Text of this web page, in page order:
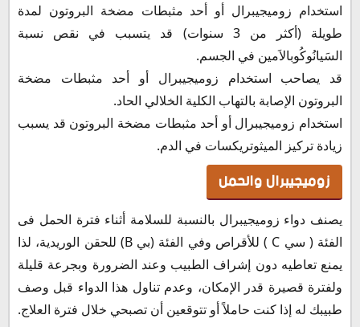
استخدام زوميجيبرال أو أحد مثبطات مضخة البروتون لمدة
طويلة (أكثر من 3 سنوات) قد يتسبب في نقص نسبة
السَيانُوكُوبالاَمين في الجسم.
قد يصاحب استخدام زوميجيبرال أو أحد مثبطات مضخة
البروتون الإصابة بالتهاب الكلية الخلالي الحاد.
استخدام زوميجيبرال أو أحد مثبطات مضخة البروتون قد يسبب
زيادة تركيز الميثوتريكسات في الدم.
زوميجيبرال والحمل
يصنف دواء زوميجيبرال بالنسبة للسلامة أثناء فترة الحمل فى
الفئة ( سي C ) للأقراص وفي الفئة (بي B) للحقن الوريدية، لذا
يمنع تعاطيه دون إشراف الطبيب وعند الضرورة وبجرعة قليلة
ولفترة قصيرة قدر الإمكان، وعدم تناول هذا الدواء قبل وصف
طبيبك له إذا كنت حاملاً أو تتوقعين أن تصبحي خلال فترة العلاج.